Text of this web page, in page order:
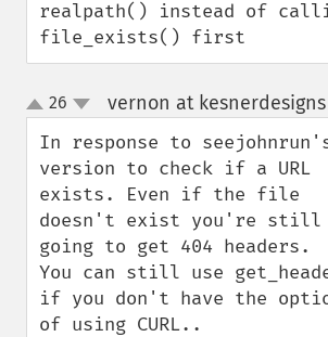
realpath() instead of
file_exists() first
up
down
26 vernon at
In response to
version to check if a URL
exists. Even if the file
doesn't exist you're still
going to get 404 headers.
You can still use
if you don't have the
of using CURL..